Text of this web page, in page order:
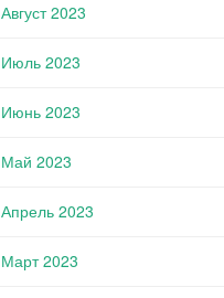
Август 2023
Июль 2023
Июнь 2023
Май 2023
Апрель 2023
Март 2023